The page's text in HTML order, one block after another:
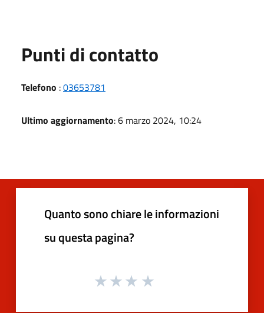
Punti di contatto
Telefono :03653781
Ultimo aggiornamento: 6 marzo 2024, 10:24
Quanto sono chiare le informazioni
su questa pagina?